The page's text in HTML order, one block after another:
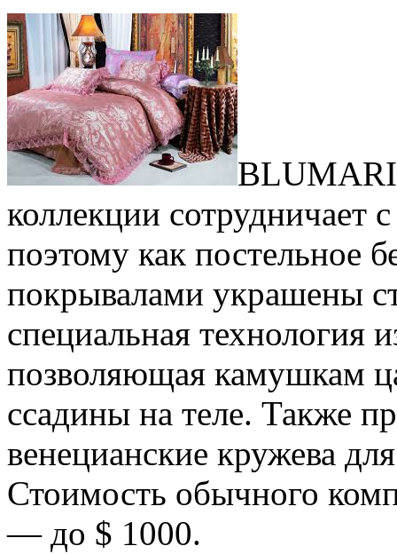
коллекции
поэтому как постельное
покрывалами украшены
специальная технология
позволяющая камушкам
ссадины на теле. Также
венецианские кружева
Стоимость обычного
— до $ 1000.